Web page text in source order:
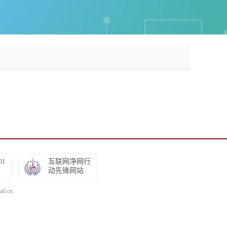
互联网净网行
动先锋网站